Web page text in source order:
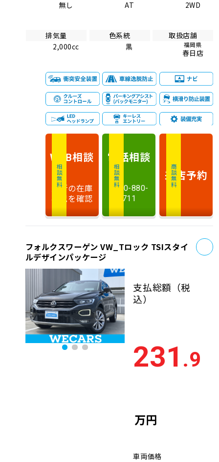
無し
AT
2WD
排気量
2,000cc
色系統
黒
取扱店舗
福岡県
春日店
相談無料
WEB相談
最新の在庫
状況を確認
相談無料
電話相談
0120-880-
711
商談無料
来店予約
フォルクスワーゲン VW_Tロック TSIスタイ
ルデザインパッケージ
支払総額 （税
込）
231 .9
万円
車両価格